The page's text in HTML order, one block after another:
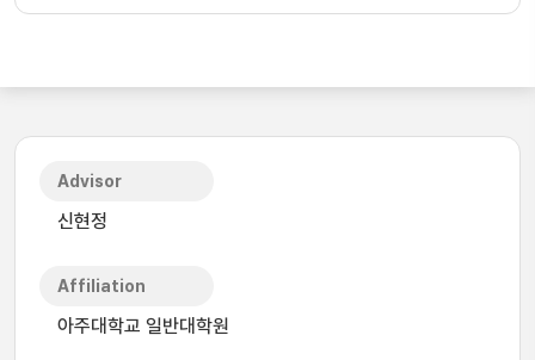
Advisor
신현정
Affiliation
아주대학교 일반대학원